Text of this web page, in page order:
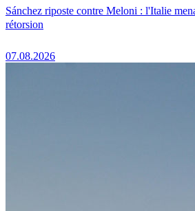
Sánchez riposte contre Meloni : l'Italie
rétorsion
07.08.2026